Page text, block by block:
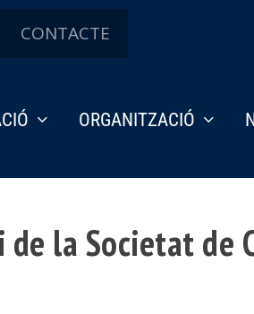
CONTACTE
ORGANITZACIÓ
la Societat de